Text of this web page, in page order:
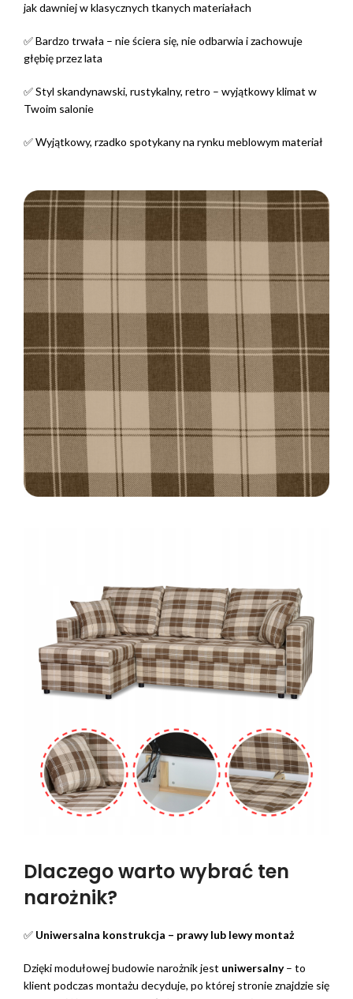
jak dawniej w klasycznych tkanych materiałach
✅ Bardzo trwała – nie ściera się, nie odbarwia i zachowuje
głębię przez lata
✅ Styl skandynawski, rustykalny, retro – wyjątkowy klimat w
Twoim salonie
✅ Wyjątkowy, rzadko spotykany na rynku meblowym materiał
Dlaczego warto wybrać ten
narożnik?
✅ Uniwersalna konstrukcja – prawy lub lewy montaż
Dzięki modułowej budowie narożnik jest uniwersalny– to
klient podczas montażu decyduje, po której stronie znajdzie się